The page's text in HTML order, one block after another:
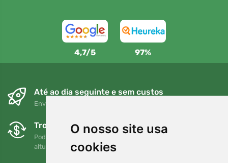
O nosso site usa
cookies
4,7/5 97%
Até ao dia seguinte e sem custos
Envio gratuito para encomendas superiores a 80 EUR
Trocas e devoluções gratuitas
Pode devolver ou trocar a sua encomenda em qualquer
altura no prazo de 90 dias